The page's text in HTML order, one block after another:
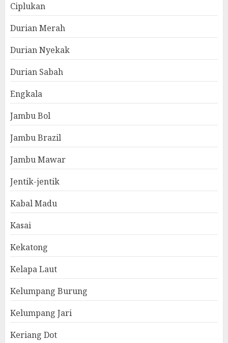
Ciplukan
Durian Merah
Durian Nyekak
Durian Sabah
Engkala
Jambu Bol
Jambu Brazil
Jambu Mawar
Jentik-jentik
Kabal Madu
Kasai
Kekatong
Kelapa Laut
Kelumpang Burung
Kelumpang Jari
Keriang Dot